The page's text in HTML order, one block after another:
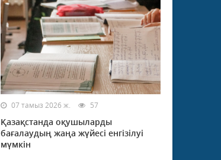
07 тамыз 2026 ж. 57
Қазақстанда оқушыларды
бағалаудың жаңа жүйесі енгізілуі
мүмкін